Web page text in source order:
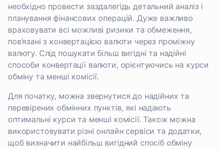
необхідно провести заздалегідь детальний аналіз і
планування фінансових операцій. Дуже важливо
враховувати всі можливі ризики та обмеження,
пов’язані з конвертацією валюти через проміжну
валюту. Слід пошукати більш вигідні та надійні
способи конвертації валюти, орієнтуючись на курси
обміну та менші комісії.
Для початку, можна звернутися до надійних та
перевірених обмінних пунктів, які надають
оптимальні курси та менші комісії. Також можна
використовувати різні онлайн сервіси та додатки,
щоб визначити найбільш вигідний спосіб обміну